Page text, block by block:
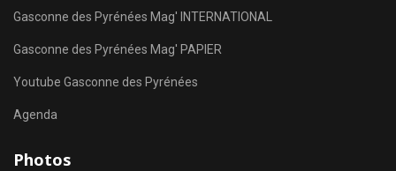
Gasconne des Pyrénées Mag' INTERNATIONAL
Gasconne des Pyrénées Mag' PAPIER
Youtube Gasconne des Pyrénées
Agenda
Photos